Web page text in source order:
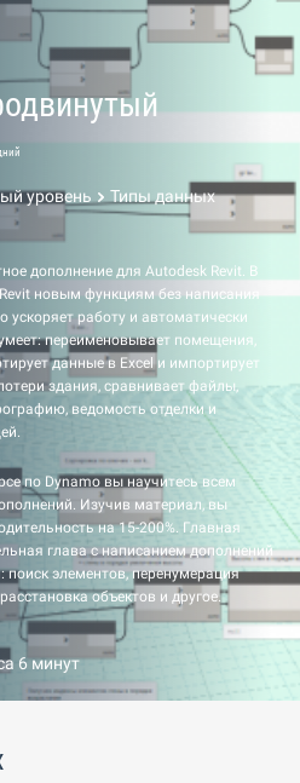
уровень
Типы данных
дополнение для Autodesk Revit. В
новым функциям без написания
ускоряет работу и автоматически
переименовывает помещения,
данные в Excel и импортирует
здания, сравнивает файлы,
ведомость отделки и
по Dynamo вы научитесь всем
Изучив материал, вы
на 15-200%. Главная
глава с написанием дополнений
поиск элементов, перенумерация
объектов и другое.
6 минут